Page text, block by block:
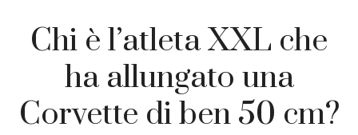
Chi è l’atleta XXL che
ha allungato una
Corvette di ben 50 cm?